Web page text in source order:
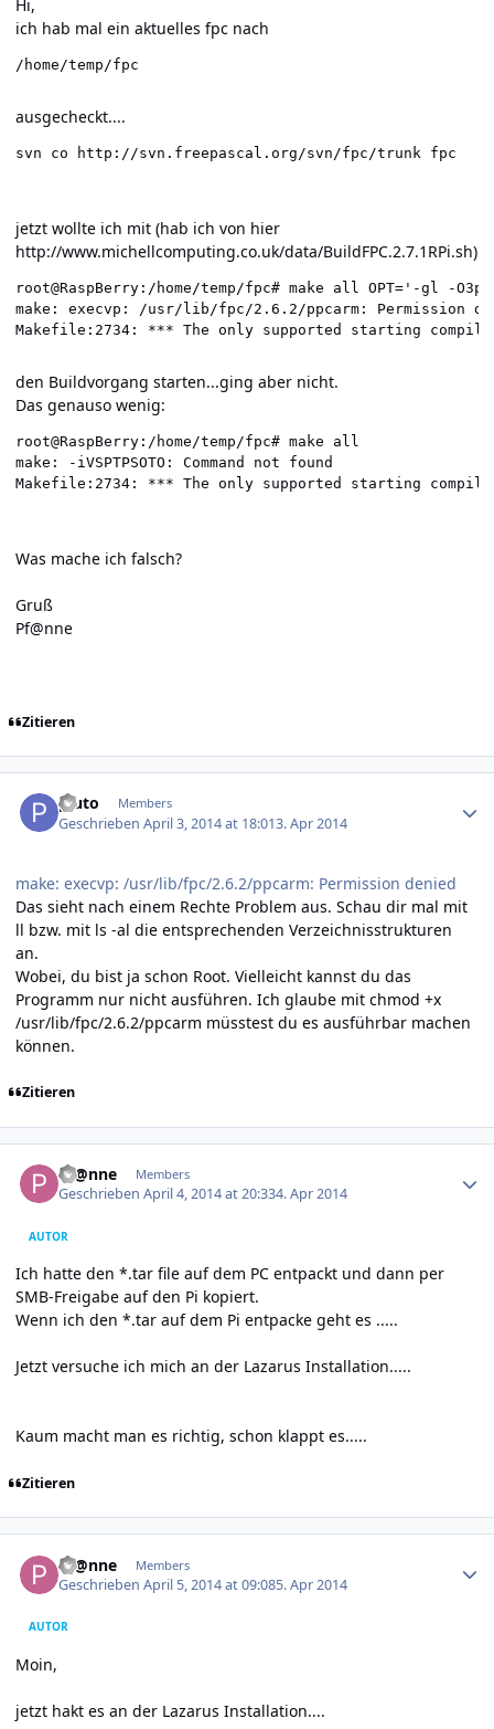
Hi,
ich hab mal ein aktuelles fpc nach
/home/temp/fpc
ausgecheckt....
svn co http://svn.freepascal.org/svn/fpc/trunk fpc
jetzt wollte ich mit (hab ich von hier
http://www.michellcomputing.co.uk/data/BuildFPC.2.7.1RPi.sh)
root@RaspBerry:/home/temp/fpc# make all OPT='-gl -
make: execvp: /usr/lib/fpc/2.6.2/ppcarm: Permission
Makefile:2734: *** The only supported starting
den Buildvorgang starten...ging aber nicht.
Das genauso wenig:
root@RaspBerry:/home/temp/fpc# make all
make: -iVSPTPSOTO: Command not found
Makefile:2734: *** The only supported starting
Was mache ich falsch?
Gruß
Pf@nne
Zitieren
pluto Members
GeschriebenApril 3, 2014 at 18:013. Apr 2014
make: execvp: /usr/lib/fpc/2.6.2/ppcarm: Permission denied
Das sieht nach einem Rechte Problem aus. Schau dir mal mit
ll bzw. mit ls -al die entsprechenden Verzeichnisstrukturen
an.
Wobei, du bist ja schon Root. Vielleicht kannst du das
Programm nur nicht ausführen. Ich glaube mit chmod +x
/usr/lib/fpc/2.6.2/ppcarm müsstest du es ausführbar machen
können.
Zitieren
Pf@nne Members
GeschriebenApril 4, 2014 at 20:334. Apr 2014
AUTOR
Ich hatte den *.tar file auf dem PC entpackt und dann per
SMB-Freigabe auf den Pi kopiert.
Wenn ich den *.tar auf dem Pi entpacke geht es .....
Jetzt versuche ich mich an der Lazarus Installation.....
Kaum macht man es richtig, schon klappt es.....
Zitieren
Pf@nne Members
GeschriebenApril 5, 2014 at 09:085. Apr 2014
AUTOR
Moin,
jetzt hakt es an der Lazarus Installation....